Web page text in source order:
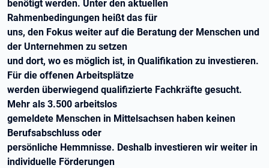
benötigt werden. Unter den aktuellen
Rahmenbedingungen heißt das für
uns, den Fokus weiter auf die Beratung der Menschen und
der Unternehmen zu setzen
und dort, wo es möglich ist, in Qualifikation zu investieren.
Für die offenen Arbeitsplätze
werden überwiegend qualifizierte Fachkräfte gesucht.
Mehr als 3.500 arbeitslos
gemeldete Menschen in Mittelsachsen haben keinen
Berufsabschluss oder
persönliche Hemmnisse. Deshalb investieren wir weiter in
individuelle Förderungen